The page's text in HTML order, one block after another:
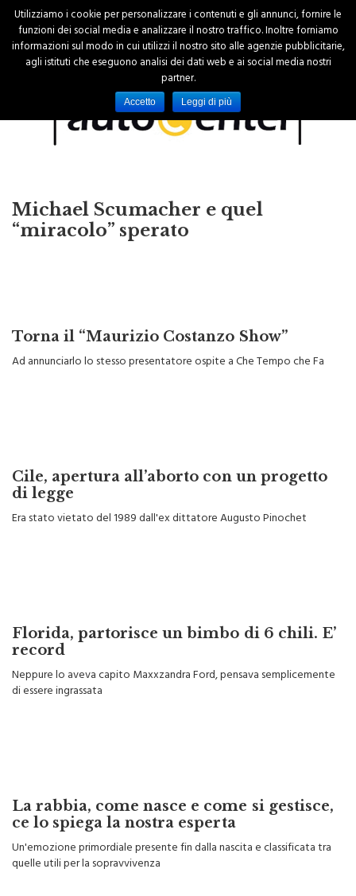
Michael Scumacher e quel
“miracolo” sperato
Torna il “Maurizio Costanzo Show”
Ad annunciarlo lo stesso presentatore ospite a Che Tempo che Fa
Cile, apertura all’aborto con un progetto
di legge
Era stato vietato del 1989 dall'ex dittatore Augusto Pinochet
Florida, partorisce un bimbo di 6 chili. E’
record
Neppure lo aveva capito Maxxzandra Ford, pensava semplicemente
di essere ingrassata
La rabbia, come nasce e come si gestisce,
ce lo spiega la nostra esperta
Un'emozione primordiale presente fin dalla nascita e classificata tra
quelle utili per la sopravvivenza
Utilizziamo i cookie per personalizzare i contenuti e gli annunci, fornire le
funzioni dei social media e analizzare il nostro traffico. Inoltre forniamo
informazioni sul modo in cui utilizzi il nostro sito alle agenzie pubblicitarie,
agli istituti che eseguono analisi dei dati web e ai social media nostri
partner.
Accetto Leggi di più